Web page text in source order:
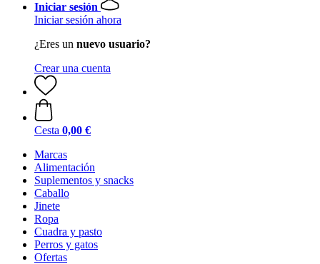
Iniciar sesión
Iniciar sesión ahora
¿Eres un nuevo usuario?
Crear una cuenta
Cesta 0,00 €
Marcas
Alimentación
Suplementos y snacks
Caballo
Jinete
Ropa
Cuadra y pasto
Perros y gatos
Ofertas